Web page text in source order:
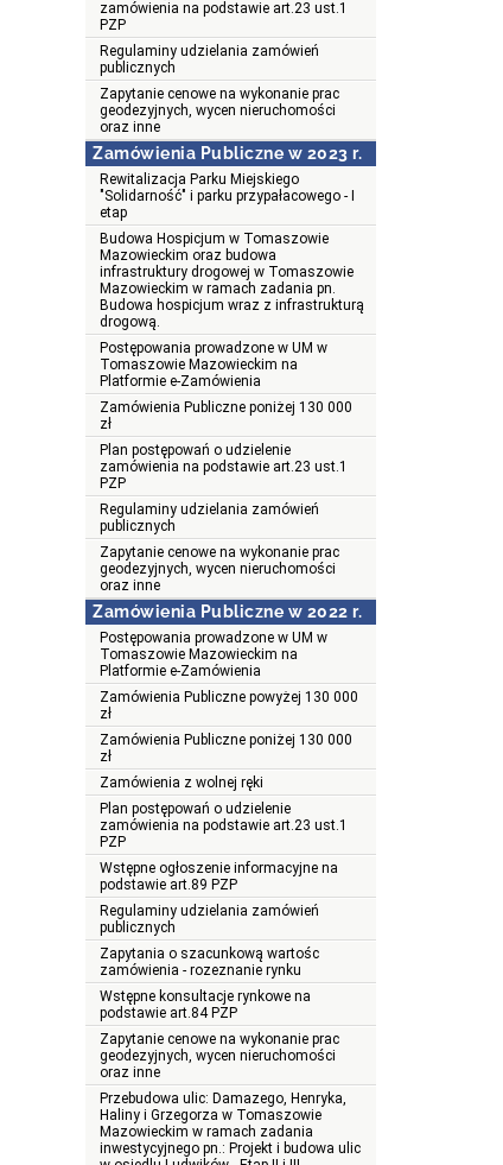
zamówienia na podstawie art.23 ust.1
PZP
Regulaminy udzielania zamówień
publicznych
Zapytanie cenowe na wykonanie prac
geodezyjnych, wycen nieruchomości
oraz inne
Zamówienia Publiczne w 2023 r.
Rewitalizacja Parku Miejskiego
"Solidarność" i parku przypałacowego - I
etap
Budowa Hospicjum w Tomaszowie
Mazowieckim oraz budowa
infrastruktury drogowej w Tomaszowie
Mazowieckim w ramach zadania pn.
Budowa hospicjum wraz z infrastrukturą
drogową.
Postępowania prowadzone w UM w
Tomaszowie Mazowieckim na
Platformie e-Zamówienia
Zamówienia Publiczne poniżej 130 000
zł
Plan postępowań o udzielenie
zamówienia na podstawie art.23 ust.1
PZP
Regulaminy udzielania zamówień
publicznych
Zapytanie cenowe na wykonanie prac
geodezyjnych, wycen nieruchomości
oraz inne
Zamówienia Publiczne w 2022 r.
Postępowania prowadzone w UM w
Tomaszowie Mazowieckim na
Platformie e-Zamówienia
Zamówienia Publiczne powyżej 130 000
zł
Zamówienia Publiczne poniżej 130 000
zł
Zamówienia z wolnej ręki
Plan postępowań o udzielenie
zamówienia na podstawie art.23 ust.1
PZP
Wstępne ogłoszenie informacyjne na
podstawie art.89 PZP
Regulaminy udzielania zamówień
publicznych
Zapytania o szacunkową wartośc
zamówienia - rozeznanie rynku
Wstępne konsultacje rynkowe na
podstawie art.84 PZP
Zapytanie cenowe na wykonanie prac
geodezyjnych, wycen nieruchomości
oraz inne
Przebudowa ulic: Damazego, Henryka,
Haliny i Grzegorza w Tomaszowie
Mazowieckim w ramach zadania
inwestycyjnego pn.: Projekt i budowa ulic